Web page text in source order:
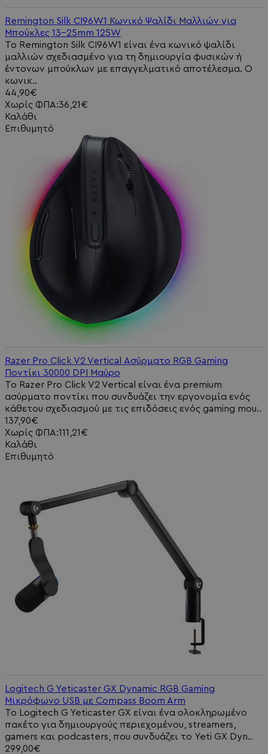
Remington Silk CI96W1 Κωνικό Ψαλίδι Μαλλιών για
Μπούκλες 13-25mm 125W
Το Remington Silk CI96W1 είναι ένα κωνικό ψαλίδι
μαλλιών σχεδιασμένο για τη δημιουργία φυσικών ή
έντονων μπούκλων με επαγγελματικό αποτέλεσμα. Ο
κωνικ..
44,90€
Χωρίς ΦΠΑ:36,21€
Καλάθι
Επιθυμητό
Razer Pro Click V2 Vertical Ασύρματο RGB Gaming
Ποντίκι 30000 DPI Μαύρο
Το Razer Pro Click V2 Vertical είναι ένα premium
ασύρματο ποντίκι που συνδυάζει την εργονομία ενός
κάθετου σχεδιασμού με τις επιδόσεις ενός gaming mou..
137,90€
Χωρίς ΦΠΑ:111,21€
Καλάθι
Επιθυμητό
Logitech G Yeticaster GX Dynamic RGB Gaming
Μικρόφωνο USB με Compass Boom Arm
Το Logitech G Yeticaster GX είναι ένα ολοκληρωμένο
πακέτο για δημιουργούς περιεχομένου, streamers,
gamers και podcasters, που συνδυάζει το Yeti GX Dyn..
299,00€